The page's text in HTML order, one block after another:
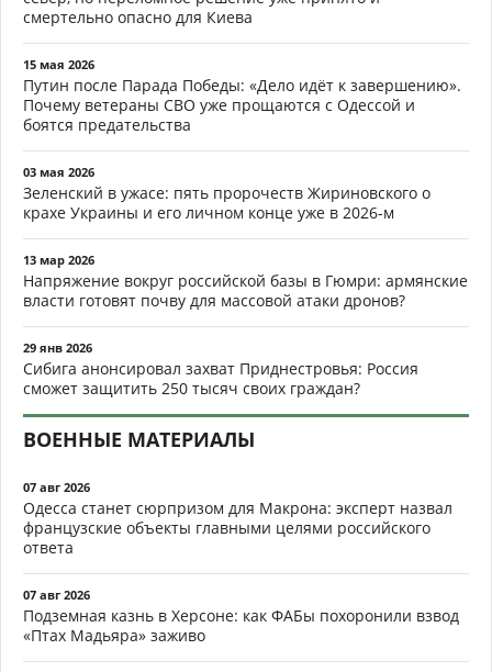
смертельно опасно для Киева
15 мая 2026
Путин после Парада Победы: «Дело идёт к завершению».
Почему ветераны СВО уже прощаются с Одессой и
боятся предательства
03 мая 2026
Зеленский в ужасе: пять пророчеств Жириновского о
крахе Украины и его личном конце уже в 2026-м
13 мар 2026
Напряжение вокруг российской базы в Гюмри: армянские
власти готовят почву для массовой атаки дронов?
29 янв 2026
Сибига анонсировал захват Приднестровья: Россия
сможет защитить 250 тысяч своих граждан?
ВОЕННЫЕ МАТЕРИАЛЫ
07 авг 2026
Одесса станет сюрпризом для Макрона: эксперт назвал
французские объекты главными целями российского
ответа
07 авг 2026
Подземная казнь в Херсоне: как ФАБы похоронили взвод
«Птах Мадьяра» заживо